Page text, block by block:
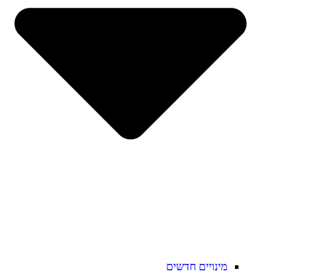
מינויים חדשים